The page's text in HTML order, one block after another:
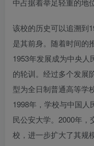
中占据着举足轻重的地位
该校的历史可以追溯到
是其前身。随着时间的
1953年发展成为中央
的轮训。经过多个发展
型为全日制普通高等学
1998年，学校与中国人
民公安大学。2000年
校，进一步扩大了其规